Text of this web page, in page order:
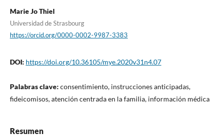
Marie Jo Thiel
Universidad de Strasbourg
https://orcid.org/0000-0002-9987-3383
DOI: https://doi.org/10.36105/mye.2020v31n4.07
Palabras clave: consentimiento, instrucciones anticipadas,
fideicomisos, atención centrada en la familia, información médica
Resumen